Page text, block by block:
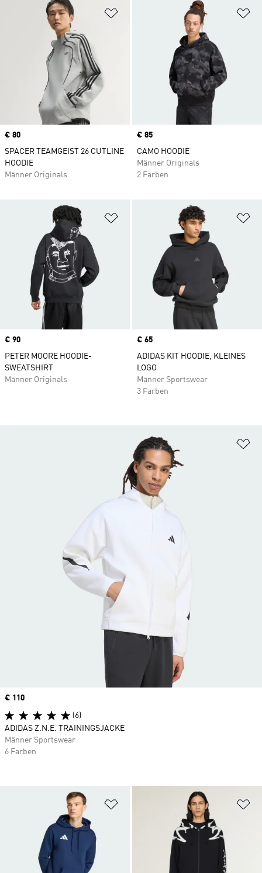
Zur Wunschliste hinzufügen
Price
€ 80
SPACER TEAMGEIST 26 CUTLINE
HOODIE
Männer Originals
Price
€ 85
CAMO HOODIE
Männer Originals
2 Farben
Zur Wunschliste hinzufügen
Price
€ 90
PETER MOORE HOODIE-
SWEATSHIRT
Männer Originals
Price
€ 65
ADIDAS KIT HOODIE, KLEINES
LOGO
Männer Sportswear
3 Farben
Zur Wunschliste hinzufügen
Price
€ 110
(6)
ADIDAS Z.N.E. TRAININGSJACKE
Männer Sportswear
6 Farben